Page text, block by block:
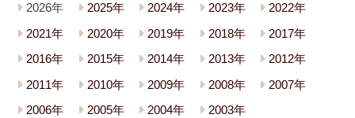
2026年 2025年 2024年 2023年
2022年
2021年
2020年 2019年 2018年
2017年
2016年
2015年 2014年 2013年
2012年
2011年
2010年 2009年 2008年
2007年
2006年
2005年 2004年 2003年